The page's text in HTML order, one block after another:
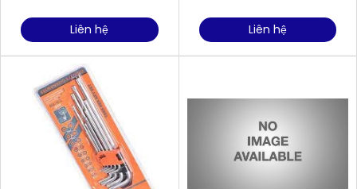
Liên hệ Liên hệ